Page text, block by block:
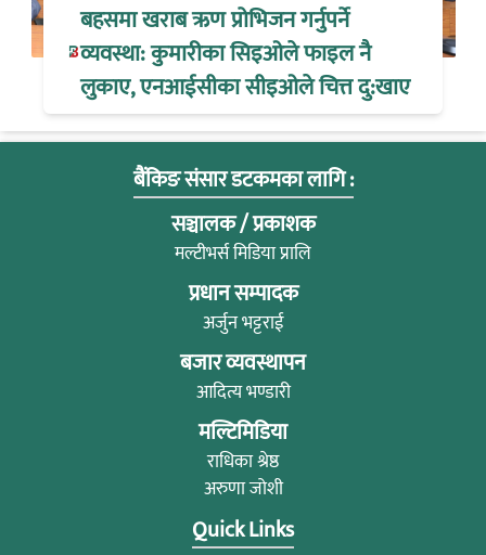
बहसमा खराब ऋण प्रोभिजन गर्नुपर्ने
व्यवस्था: कुमारीका सिइओले फाइल नै
लुकाए, एनआईसीका सीइओले चित्त दु:खाए
बैंकिङ संसार डटकमका लागि :
सञ्चालक / प्रकाशक
मल्टीभर्स मिडिया प्रालि
प्रधान सम्पादक
अर्जुन भट्टराई
बजार व्यवस्थापन
आदित्य भण्डारी
मल्टिमिडिया
राधिका श्रेष्ठ
अरुणा जोशी
Quick Links